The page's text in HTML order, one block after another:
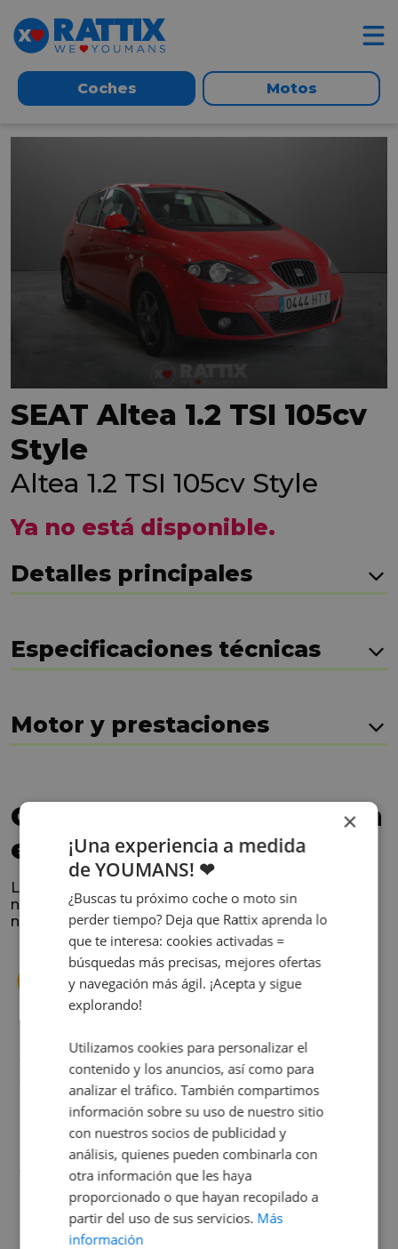
Coches Motos
SEAT Altea 1.2 TSI 105cv
Style
Altea 1.2 TSI 105cv Style
Ya no está disponible.
Detalles principales
Especificaciones técnicas
Motor y prestaciones
Confía en los que nos han
elegido
La satisfacción y la experiencia de los clientes es
nuestra prioridad. Lee lo que opinan y conoce
nuestra historia.
Cuando decidí vender mi coche busqué
diferentes empresas donde hacerlo y la que
me dio más confianza fue Rattix, por las
buenas (y tantas) reseñas que tienen.
Realmente la experiencia ha sido muy
buena, Carolina ha sido siempre muy atenta
y profesional. Finalmente mi hermana se
queda el coche, pero no puedo más que
recomendar el buen trato desde el primer
hasta el último momento.
Judit Sorribes
×
¡Una experiencia a medida
de YOUMANS! ❤
¿Buscas tu próximo coche o moto sin
perder tiempo? Deja que Rattix aprenda lo
que te interesa: cookies activadas =
búsquedas más precisas, mejores ofertas
y navegación más ágil. ¡Acepta y sigue
explorando!
Utilizamos cookies para personalizar el
contenido y los anuncios, así como para
analizar el tráfico. También compartimos
información sobre su uso de nuestro sitio
con nuestros socios de publicidad y
análisis, quienes pueden combinarla con
otra información que les haya
proporcionado o que hayan recopilado a
partir del uso de sus servicios. Más
información